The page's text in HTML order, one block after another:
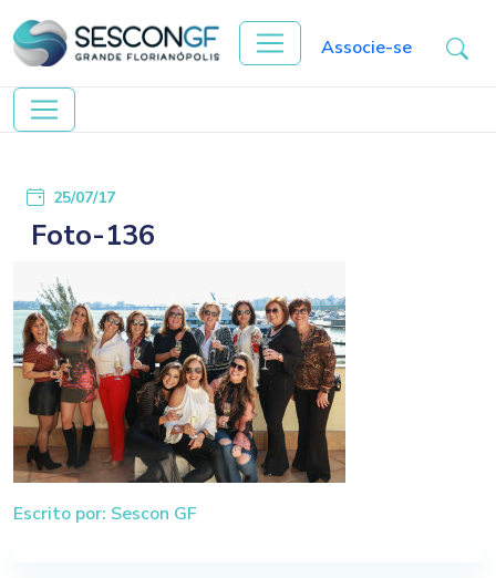
Associe-se
25/07/17
Foto-136
Escrito por: Sescon GF